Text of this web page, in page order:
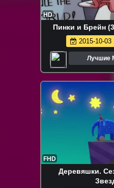
HD
Пинки и Брейн
2015-10-03
Лучшие
FHD
Деревяшки.